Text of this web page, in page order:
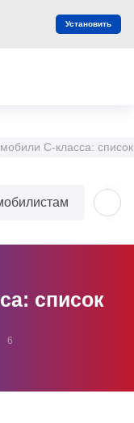
C-класса: список
список
6
Установить